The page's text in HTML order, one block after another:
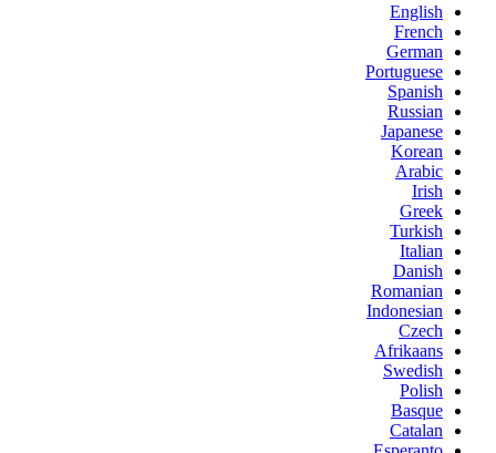
English
French
German
Portuguese
Spanish
Russian
Japanese
Korean
Arabic
Irish
Greek
Turkish
Italian
Danish
Romanian
Indonesian
Czech
Afrikaans
Swedish
Polish
Basque
Catalan